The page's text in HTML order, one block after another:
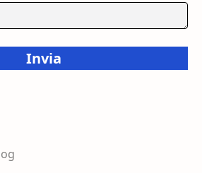
Invia